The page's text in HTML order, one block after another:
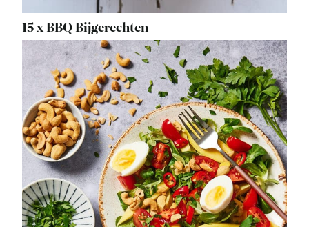
15 x BBQ Bijgerechten